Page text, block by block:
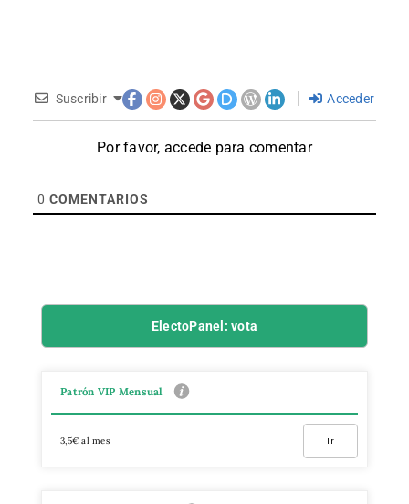
Suscribir Acceder
Por favor, accede para comentar
0 COMENTARIOS
ElectoPanel: vota
Patrón VIP Mensual
3,5€ al mes Ir